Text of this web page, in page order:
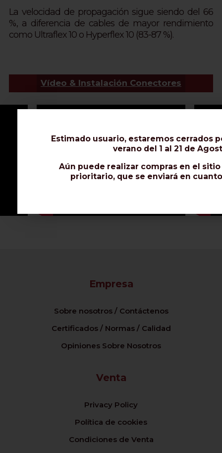
La velocidad de propagación sigue siendo del 66
%, a diferencia de cables de mayor rendimiento
como Ultraflex 10 o Hyperflex 10 (83-87 %).
Vídeo & Instalación Conectores
Empresa
Sobre nosotros / Contáctenos
Certificados / Normas / Calidad
Opiniones Sobre Nosotros
Venta
Privacy Policy
Política de cookies
Condiciones de Venta
Estimado usuario, estaremos cerrados
verano del 1 al 21 de
Aún puede realizar compras en el
prioritario, que se enviará en